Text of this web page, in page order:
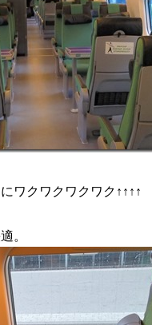
ワクワクワクワク↑↑↑↑
。